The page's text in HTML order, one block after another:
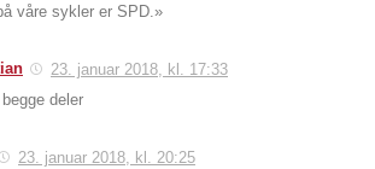
våre sykler er SPD.»
23. januar 2018, kl. 17:33
deler
23. januar 2018, kl. 20:25